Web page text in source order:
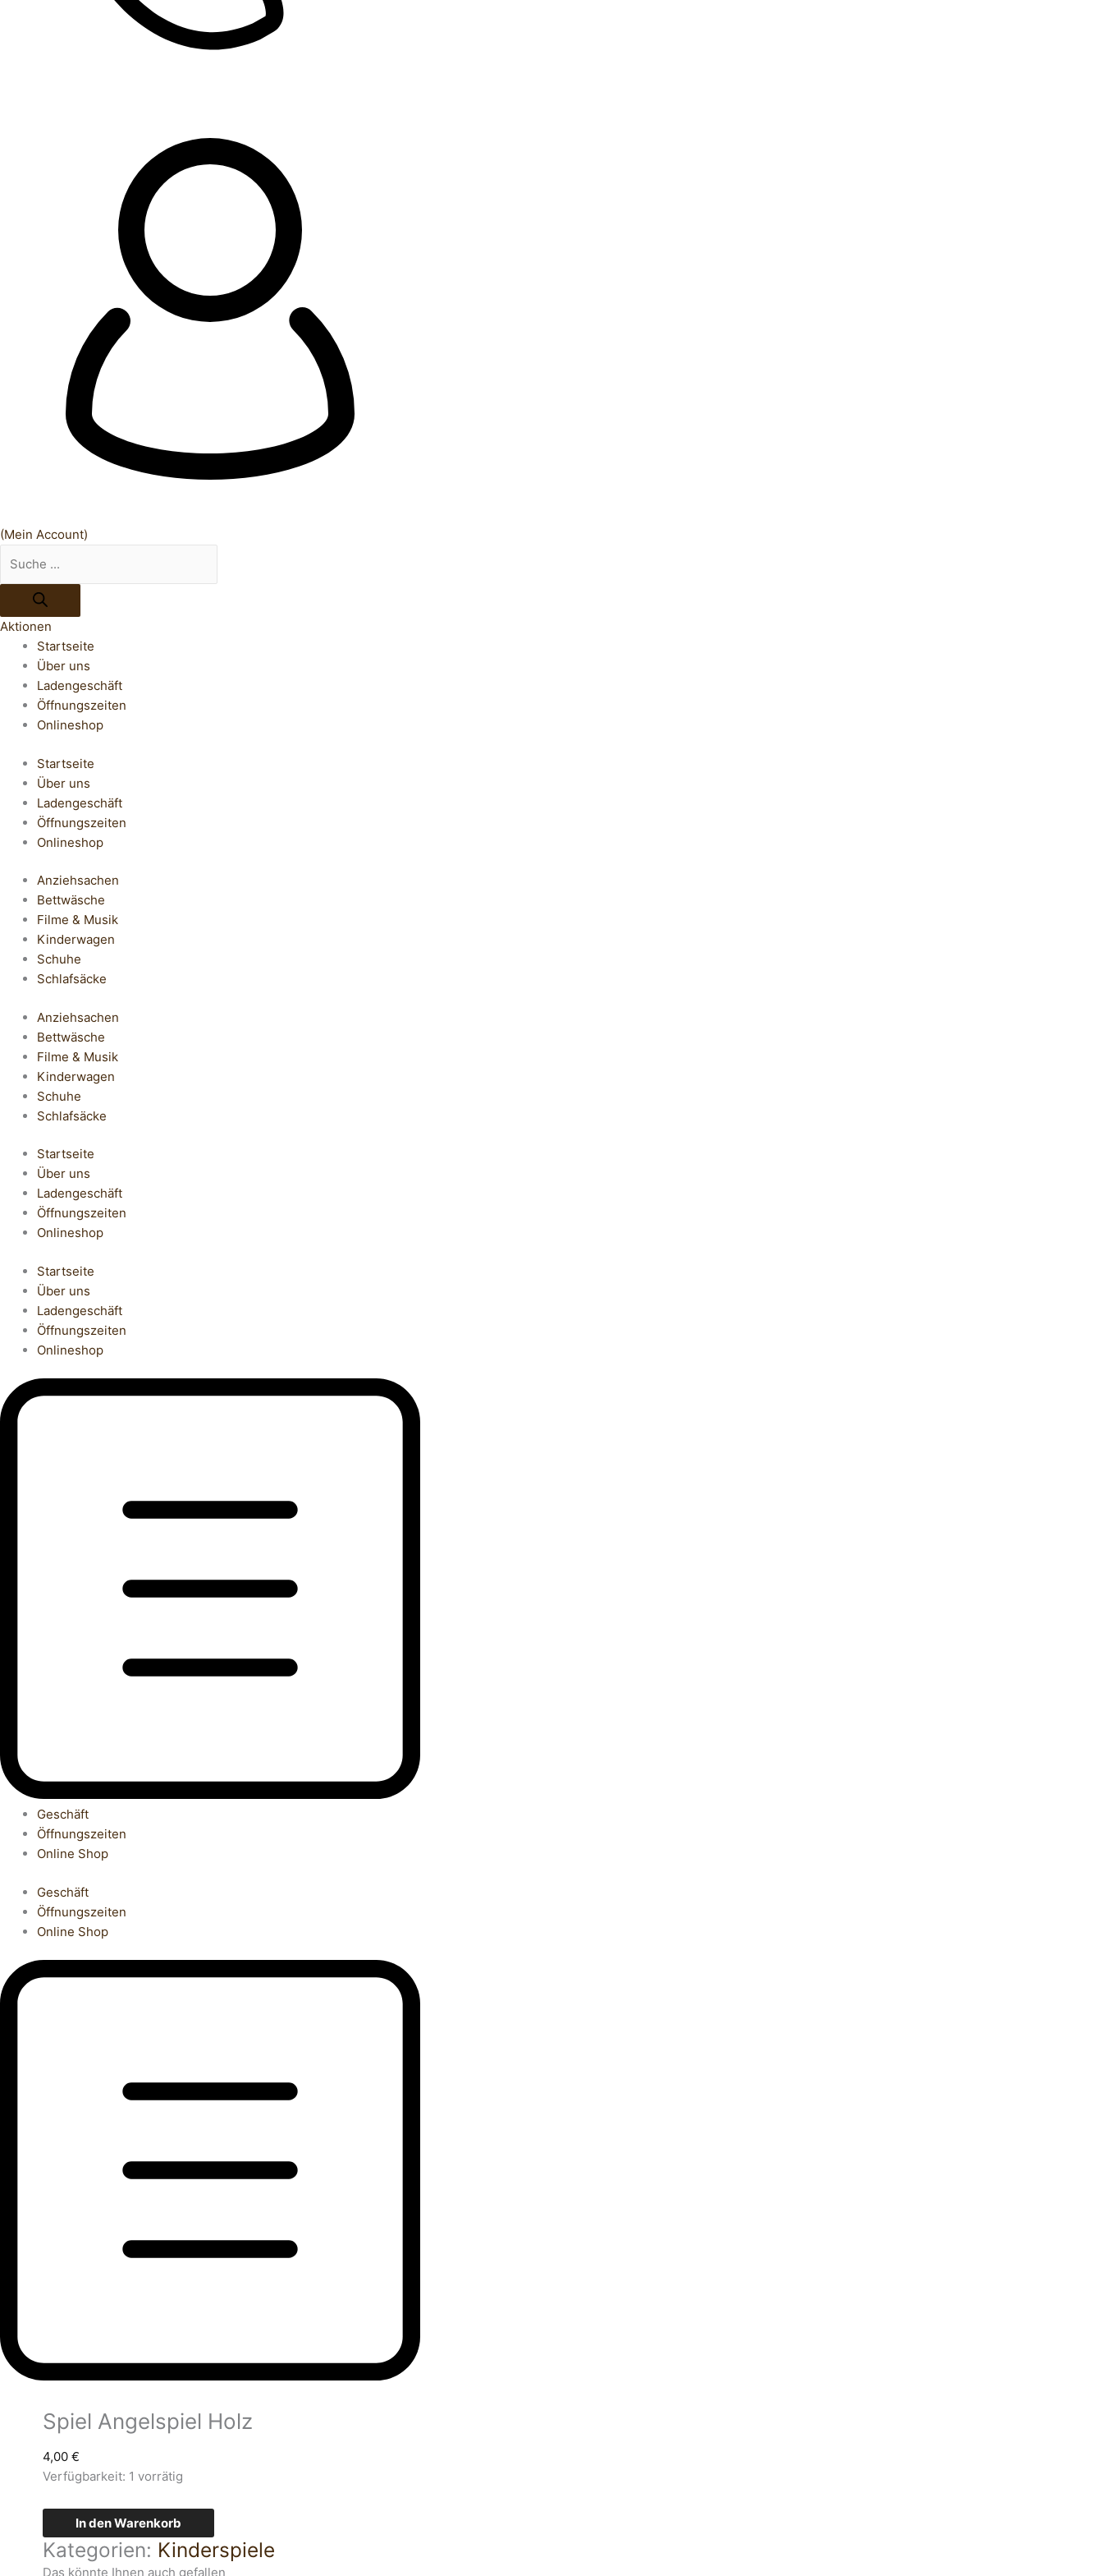
(Mein Account)
Aktionen
Startseite
Über uns
Ladengeschäft
Öffnungszeiten
Onlineshop
Startseite
Über uns
Ladengeschäft
Öffnungszeiten
Onlineshop
Anziehsachen
Bettwäsche
Filme & Musik
Kinderwagen
Schuhe
Schlafsäcke
Anziehsachen
Bettwäsche
Filme & Musik
Kinderwagen
Schuhe
Schlafsäcke
Startseite
Über uns
Ladengeschäft
Öffnungszeiten
Onlineshop
Startseite
Über uns
Ladengeschäft
Öffnungszeiten
Onlineshop
Geschäft
Öffnungszeiten
Online Shop
Geschäft
Öffnungszeiten
Online Shop
Spiel Angelspiel Holz
4,00 €
Verfügbarkeit: 1 vorrätig
In den Warenkorb
Kategorien: Kinderspiele
Das könnte Ihnen auch gefallen